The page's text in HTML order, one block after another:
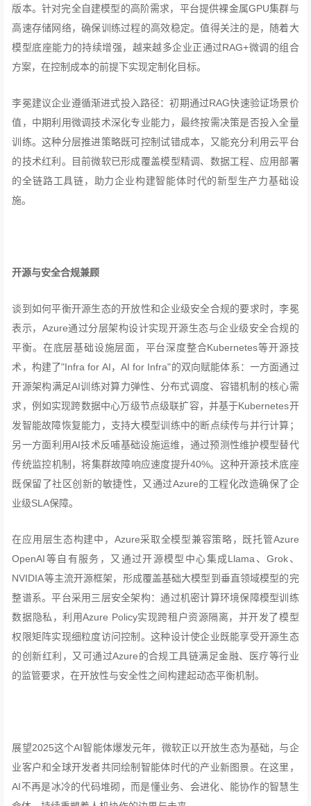
版本。针对完全自建模型的高阶需求，平台提供裸金属GPU集群与
高速存储网络，确保训练过程的高效稳定。值得关注的是，随着大
模型底座能力的持续增强，越来越多企业正通过RAG+微调的组合
方案，在控制成本的前提下实现定制化目标。
李冕建议企业遵循渐进式投入路径：初期通过RAG快速验证场景价
值，中期利用微调技术深化专业能力，最终按需决策是否投入全量
训练。这种分层推进策略既可控制试错成本，又能充分利用云平台
的技术红利。目前微软已形成覆盖模型精调、数据工程、应用部署
的全链路工具链，助力企业构建智能体时代的新型生产力基础设
施。
开源与安全合规兼顾
谈到如何平衡开源生态的开放性和企业级安全合规的要求时，李冕
表示，Azure通过分层架构设计实现开源生态与企业级安全合规的
平衡。在底层基础设施层面，平台深度整合Kubernetes等开源技
术，构建了"Infra for AI，AI for Infra"的双向赋能体系：一方面通过
开源架构满足AI训练对算力弹性、分布式调度、容错机制的核心需
求，例如实现跨数据中心万级节点级联扩容，并基于Kubernetes开
发智能故障恢复能力，支持大模型训练中的断点续传与并行计算；
另一方面利用AI技术反哺基础设施运维，通过预测性维护模型替代
传统监控机制，将集群故障响应速度提升40%。这种开源技术底座
既保留了社区创新的敏捷性，又通过Azure的工程化改造确保了企
业级SLA保障。
在应用层生态构建中，Azure采取全模型兼容策略，既托管Azure
OpenAI等自有服务，又通过开源模型中心集成Llama、Grok、
NVIDIA等主流开源框架，形成覆盖基础大模型到垂直领域模型的完
整谱系。平台采用三层安全架构：通过机密计算环境保障模型训练
数据隐私，利用Azure Policy实现跨租户资源隔离，并开发了模型
权限矩阵实现细粒度访问控制。这种设计使企业既能享受开源生态
的创新红利，又可通过Azure的合规工具链满足金融、医疗等行业
的监管要求，在开放性与安全性之间构建起动态平衡机制。
展望2025这个AI智能体爆发元年，微软正以开放生态为基础，与企
业客户和全球开发者共同绘制智能体时代的产业新图景。在这里，
AI不再是冰冷的代码堆砌，而是懂业务、会进化、能协作的智慧生